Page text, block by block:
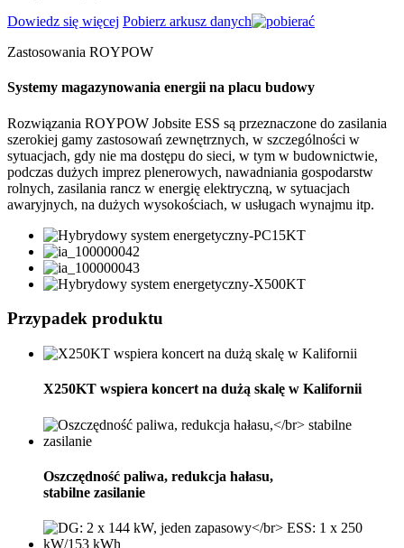
Dowiedz się więcej Pobierz arkusz danych
Zastosowania ROYPOW
Systemy magazynowania energii na placu budowy
Rozwiązania ROYPOW Jobsite ESS są przeznaczone do zasilania
szerokiej gamy zastosowań zewnętrznych, w szczególności w
sytuacjach, gdy nie ma dostępu do sieci, w tym w budownictwie,
podczas dużych imprez plenerowych, nawadniania gospodarstw
rolnych, zasilania rancz w energię elektryczną, w sytuacjach
awaryjnych, na dużych wysokościach, w usługach wynajmu itp.
Przypadek produktu
X250KT wspiera koncert na dużą skalę w Kalifornii
Oszczędność paliwa, redukcja hałasu,
stabilne zasilanie